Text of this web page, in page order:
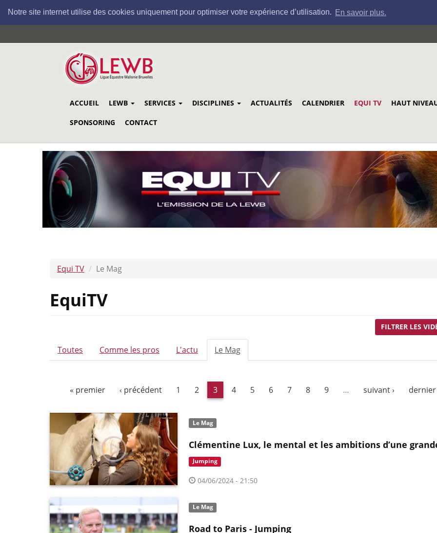
Notre site internet utilise des cookies uniquement pour optimiser votre expérience d’utilisation. En savoir plus.
au
ACCUEIL LEWB SERVICES DISCIPLINES ACTUALITÉS CALENDRIER EQUI TV HAUT
SPONSORING CONTACT
Equi TV Le Mag
EquiTV
ONGLETS
PRINCIPAUX
Toutes Comme les pros L'actu Le Mag
actif)
FILTRER LES
« premier ‹ précédent 1 2 3 4 5 6 7 8 9 … suivant › dernier
Le Mag
Clémentine Lux, le mental et les ambitions d’une
Jumping
04/06/2024 - 21:50
Le Mag
Road to Paris - Jumping